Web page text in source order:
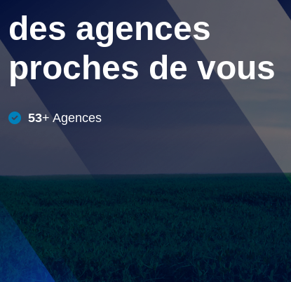
des agences
proches de vous
53+ Agences